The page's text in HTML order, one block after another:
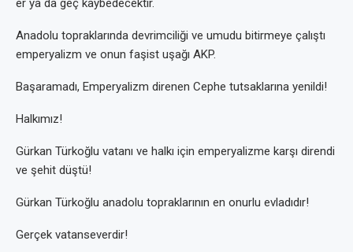
er ya da geç kaybedecektir.
Anadolu topraklarında devrimciliği ve umudu bitirmeye çalıştı
emperyalizm ve onun faşist uşağı AKP.
Başaramadı, Emperyalizm direnen Cephe tutsaklarına yenildi!
Halkımız!
Gürkan Türkoğlu vatanı ve halkı için emperyalizme karşı direndi
ve şehit düştü!
Gürkan Türkoğlu anadolu topraklarının en onurlu evladıdır!
Gerçek vatanseverdir!